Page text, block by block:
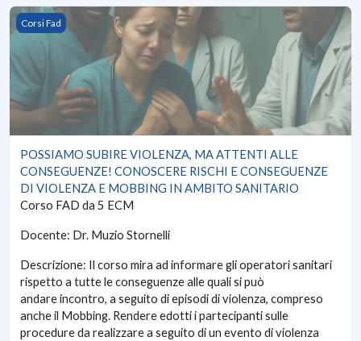
POSSIAMO SUBIRE VIOLENZA, MA ATTENTI ALLE
Corsi Fad
POSSIAMO SUBIRE VIOLENZA, MA ATTENTI ALLE
CONSEGUENZE! CONOSCERE RISCHI E CONSEGUENZE
DI VIOLENZA E MOBBING IN AMBITO SANITARIO
Corso FAD da 5 ECM
Docente: Dr. Muzio Stornelli
Descrizione: Il corso mira ad informare gli operatori sanitari
rispetto a tutte le conseguenze alle quali si può
andare incontro, a seguito di episodi di violenza, compreso
anche il Mobbing. Rendere edotti i partecipanti sulle
procedure da realizzare a seguito di un evento di violenza